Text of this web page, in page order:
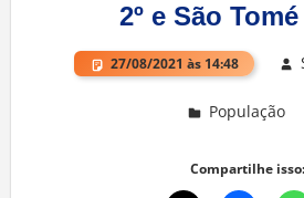
2º e São Tomé
27/08/2021 às 14:48
População
Compartilhe isso: